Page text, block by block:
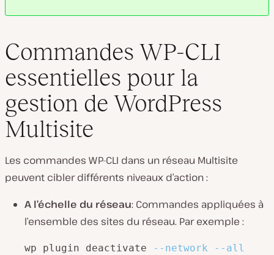
Commandes WP-CLI
essentielles pour la
gestion de WordPress
Multisite
Les commandes WP-CLI dans un réseau Multisite
peuvent cibler différents niveaux d’action :
A l’échelle du réseau: Commandes appliquées à
l’ensemble des sites du réseau. Par exemple :
wp plugin deactivate --network --all